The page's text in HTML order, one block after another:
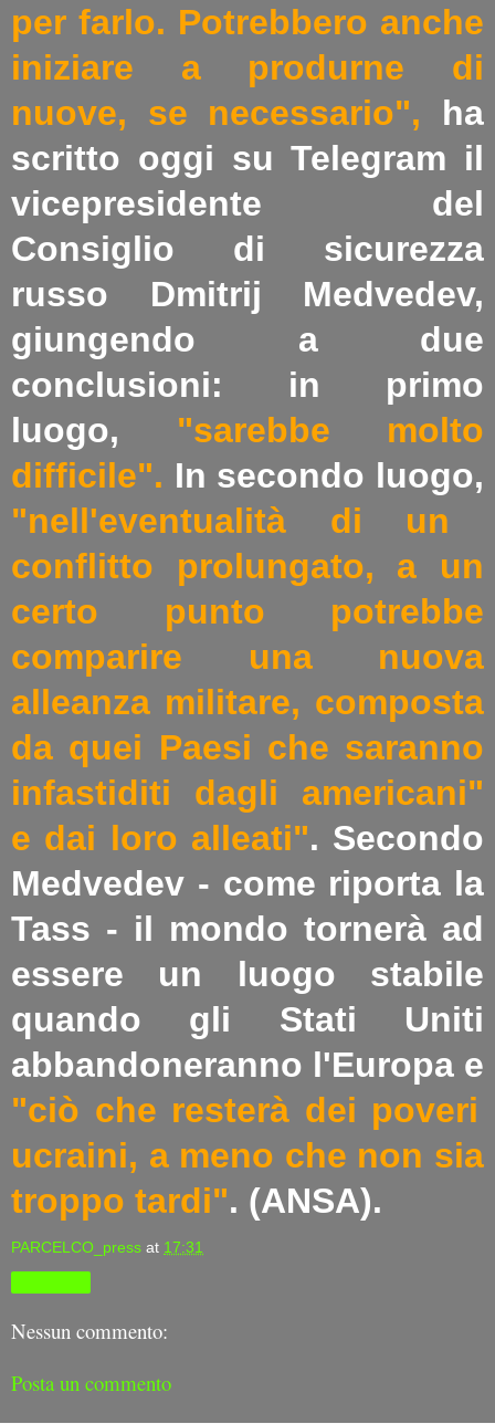
per farlo. Potrebbero anche
iniziare a produrne di
nuove, se necessario", ha
scritto oggi su Telegram il
vicepresidente del
Consiglio di sicurezza
russo Dmitrij Medvedev,
giungendo a due
conclusioni: in primo
luogo, "sarebbe molto
difficile". In secondo luogo,
"nell'eventualità di un
conflitto prolungato, a un
certo punto potrebbe
comparire una nuova
alleanza militare, composta
da quei Paesi che saranno
infastiditi dagli americani"
e dai loro alleati". Secondo
Medvedev - come riporta la
Tass - il mondo tornerà ad
essere un luogo stabile
quando gli Stati Uniti
abbandoneranno l'Europa e
"ciò che resterà dei poveri
ucraini, a meno che non sia
troppo tardi". (ANSA).
PARCELCO_press at 17:31
Nessun commento:
Posta un commento